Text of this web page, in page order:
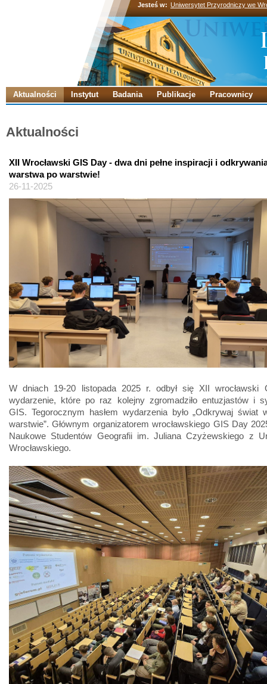
Jesteś w: Uniwersytet Przyrodniczy we
Aktualności Instytut Badania Publikacje Pracownicy
Aktualności
XII Wrocławski GIS Day - dwa dni pełne inspiracji i
warstwa po warstwie!
26-11-2025
W dniach 19-20 listopada 2025 r. odbył się XII wrocławski
wydarzenie, które po raz kolejny zgromadziło entuzjastów i
GIS. Tegorocznym hasłem wydarzenia było „Odkrywaj świat
warstwie”. Głównym organizatorem wrocławskiego GIS Day
Naukowe Studentów Geografii im. Juliana Czyżewskiego z
Wrocławskiego.